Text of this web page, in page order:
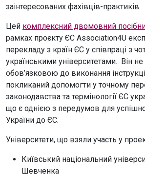
заінтересованих фахівців-практиків.
Цей комплексний двомовний
рамках проєкту ЄС Association4U
перекладу з країн ЄС у співпраці з
українськими університетами. Він
обов’язковою до виконання
покликаний допомогти у точному
законодавства та термінології ЄС
що є однією з передумов для успішної
України до ЄС.
Університети, що взяли участь у
Київський національний
Шевченка